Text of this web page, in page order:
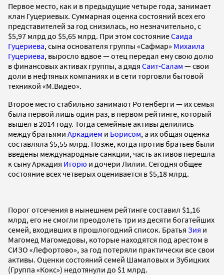
Первое место, как и в предыдущие четыре года, занимает
клан Гуцериевых. Суммарная оценка состояний всех его
представителей за год снизилась, но незначительно, с
$5,97 млрд до $5,65 млрд. При этом состояниеСаида
Гуцериева, сына основателя группы «Сафмар» Михаила
Гуцериева, выросло вдвое — отец передал ему свою долю
в финансовых активах группы, а дядя Саит-Салам — свои
доли в нефтяных компаниях и в сети торговли бытовой
техникой «М.Видео».
Второе место стабильно занимают Ротенберги — их семья
была первой лишь один раз, в первом рейтинге, который
вышел в 2014 году. Тогда семейные активы делились
между братьями Аркадием и Борисом, а их общая оценка
составляла $5,55 млрд. Позже, когда против братьев были
введены международные санкции, часть активов перешла
к сыну Аркадия Игорю и дочери Лилии. Сегодня общее
состояние всех четверых оценивается в $5,18 млрд.
Порог отсечения в нынешнем рейтинге составил $1,16
млрд, его не смогли преодолеть три из десяти богатейших
семей, входивших в прошлогодний список. Братья Зия и
Магомед Магомедовы, которые находятся под арестом в
СИЗО «Лефортово», за год потеряли практически все свои
активы. Оценки состояний семей Шамаловых и Зубицких
(Группа «Кокс») недотянули до $1 млрд.